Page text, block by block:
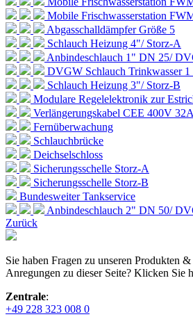
Mobile Frischwasserstation
Abgasschalldämpfer Größe 5
Schlauch Heizung 4"/ Storz-A
Anbindeschlauch 1" DN 25/
DVGW Schlauch Trinkwasser
Schlauch Heizung 3"/ Storz-B
Modulare Regelelektronik zur
Verlängerungskabel CEE 400V
Fernüberwachung
Schlauchbrücke
Deichselschloss
Sicherungsschelle Storz-A
Sicherungsschelle Storz-B
Bundesweiter Tankservice
Anbindeschlauch 2" DN 50/
Zurück
Sie haben Fragen zu unseren Produkten
Anregungen zu dieser Seite? Klicken Sie
Zentrale:
+49 228 323 008 0